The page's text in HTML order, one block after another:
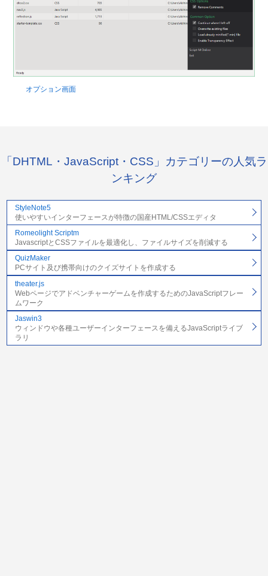
オプション画面
「DHTML・JavaScript・CSS」カテゴリーの人気ラ
ンキング
StyleNote5
使いやすいインターフェースが特徴の国産HTML/CSSエディタ
Romeolight Scriptm
JavascriptとCSSファイルを最適化し、ファイルサイズを削減する
QuizMaker
PCサイト及び携帯向けのクイズサイトを作成する
theater.js
Webページでアドベンチャーゲームを作成するためのJavaScriptフレー
ムワーク
Jaswin3
ウィンドウや各種ユーザーインターフェースを備えるJavaScriptライブ
ラリ